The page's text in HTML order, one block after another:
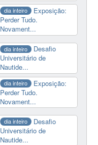
dia inteiro
Exposição:
Perder Tudo.
Novament...
dia inteiro
Desafio
Universitário de
Nautide...
dia inteiro
Exposição:
Perder Tudo.
Novament...
dia inteiro
Desafio
Universitário de
Nautide...